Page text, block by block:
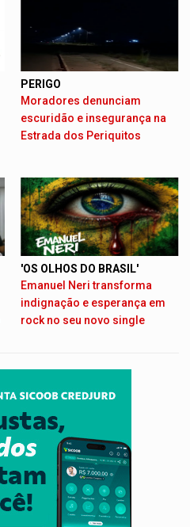
PERIGO
Moradores denunciam
escuridão e insegurança na
Estrada dos Periquitos
'OS OLHOS DO BRASIL'
Emanuel Neri transforma
indignação e esperança em
rock no seu novo single